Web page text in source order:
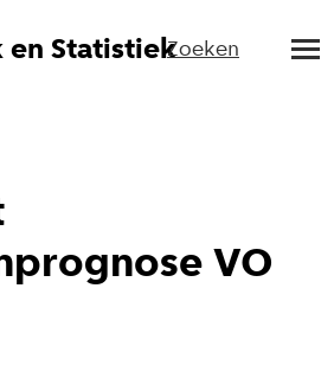
en StatistiekZoeken
VO